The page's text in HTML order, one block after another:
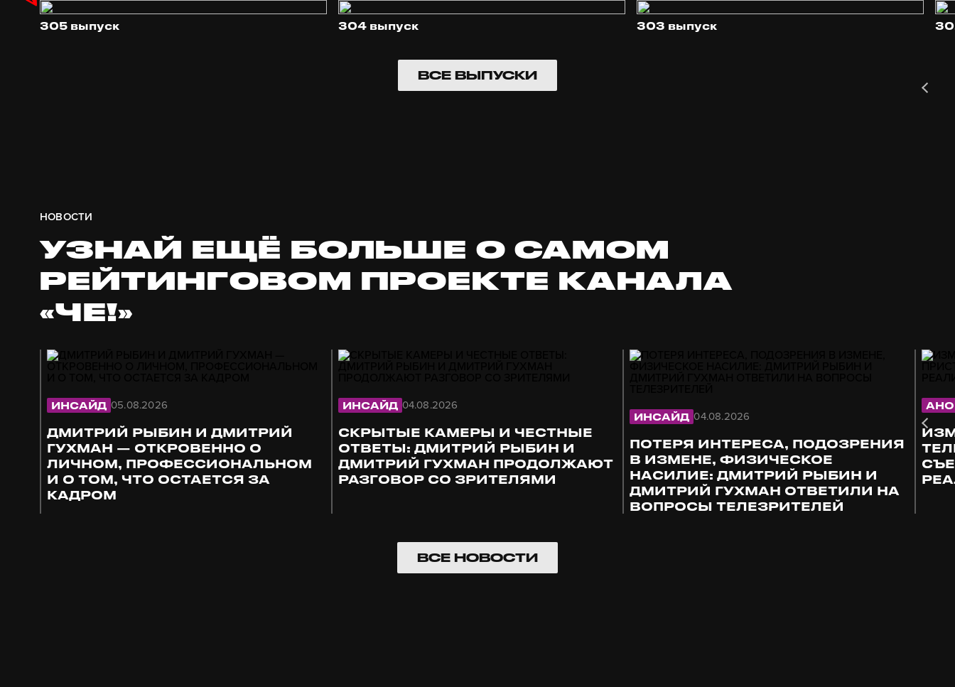
305 выпуск 304 выпуск 303 выпуск
ВСЕ ВЫПУСКИ
НОВОСТИ
УЗНАЙ ЕЩЁ БОЛЬШЕ О САМОМ
РЕЙТИНГОВОМ ПРОЕКТЕ КАНАЛА
«ЧЕ!»
ИНСАЙД 05.08.2026
ДМИТРИЙ РЫБИН И ДМИТРИЙ
ГУХМАН — ОТКРОВЕННО О
ЛИЧНОМ, ПРОФЕССИОНАЛЬНОМ
И О ТОМ, ЧТО ОСТАЕТСЯ ЗА
КАДРОМ
ИНСАЙД 04.08.2026
СКРЫТЫЕ КАМЕРЫ И ЧЕСТНЫЕ
ОТВЕТЫ: ДМИТРИЙ РЫБИН И
ДМИТРИЙ ГУХМАН ПРОДОЛЖАЮТ
РАЗГОВОР СО ЗРИТЕЛЯМИ
ИНСАЙД 04.08.2026
ПОТЕРЯ ИНТЕРЕСА, ПОДОЗРЕНИЯ
В ИЗМЕНЕ, ФИЗИЧЕСКОЕ
НАСИЛИЕ: ДМИТРИЙ РЫБИН И
ДМИТРИЙ ГУХМАН ОТВЕТИЛИ НА
ВОПРОСЫ ТЕЛЕЗРИТЕЛЕЙ
ВСЕ НОВОСТИ